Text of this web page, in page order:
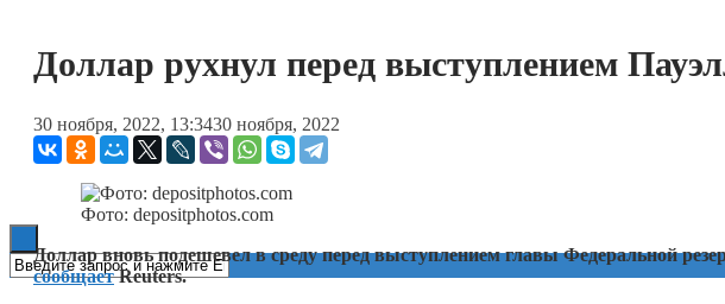
Технологии
ESG
Доллар рухнул перед выступлением
30 ноября, 2022, 13:3430 ноября, 2022
Фото: depositphotos.com
Доллар вновь подешевел в среду перед выступлением главы Федеральной
сообщаетReuters.